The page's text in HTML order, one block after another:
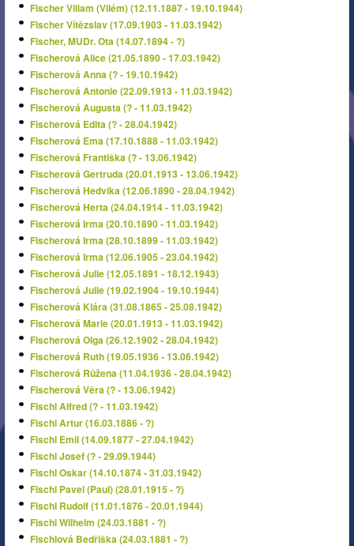
Fischer Viliam (Vilém) (12.11.1887 - 19.10.1944)
Fischer Vítězslav (17.09.1903 - 11.03.1942)
Fischer, MUDr. Ota (14.07.1894 - ?)
Fischerová Alice (21.05.1890 - 17.03.1942)
Fischerová Anna (? - 19.10.1942)
Fischerová Antonie (22.09.1913 - 11.03.1942)
Fischerová Augusta (? - 11.03.1942)
Fischerová Edita (? - 28.04.1942)
Fischerová Ema (17.10.1888 - 11.03.1942)
Fischerová Františka (? - 13.06.1942)
Fischerová Gertruda (20.01.1913 - 13.06.1942)
Fischerová Hedvika (12.06.1890 - 28.04.1942)
Fischerová Herta (24.04.1914 - 11.03.1942)
Fischerová Irma (20.10.1890 - 11.03.1942)
Fischerová Irma (28.10.1899 - 11.03.1942)
Fischerová Irma (12.06.1905 - 23.04.1942)
Fischerová Julie (12.05.1891 - 18.12.1943)
Fischerová Julie (19.02.1904 - 19.10.1944)
Fischerová Klára (31.08.1865 - 25.08.1942)
Fischerová Marie (20.01.1913 - 11.03.1942)
Fischerová Olga (26.12.1902 - 28.04.1942)
Fischerová Ruth (19.05.1936 - 13.06.1942)
Fischerová Růžena (11.04.1936 - 28.04.1942)
Fischerová Věra (? - 13.06.1942)
Fischl Alfred (? - 11.03.1942)
Fischl Artur (16.03.1886 - ?)
Fischl Emil (14.09.1877 - 27.04.1942)
Fischl Josef (? - 29.09.1944)
Fischl Oskar (14.10.1874 - 31.03.1942)
Fischl Pavel (Paul) (28.01.1915 - ?)
Fischl Rudolf (11.01.1876 - 20.01.1944)
Fischl Wilhelm (24.03.1881 - ?)
Fischlová Bedřiška (24.03.1881 - ?)